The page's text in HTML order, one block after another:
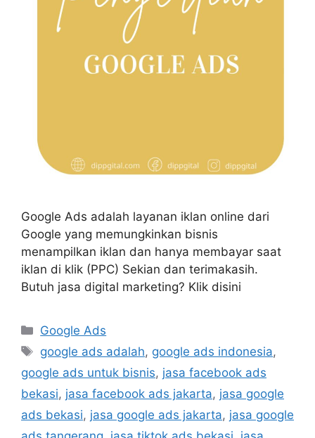
Google Ads adalah layanan iklan online dari
Google yang memungkinkan bisnis
menampilkan iklan dan hanya membayar saat
iklan di klik (PPC) Sekian dan terimakasih.
Butuh jasa digital marketing? Klik disini
Google Ads
google ads adalah, google ads indonesia,
google ads untuk bisnis, jasa facebook ads
bekasi, jasa facebook ads jakarta, jasa google
ads bekasi, jasa google ads jakarta, jasa google